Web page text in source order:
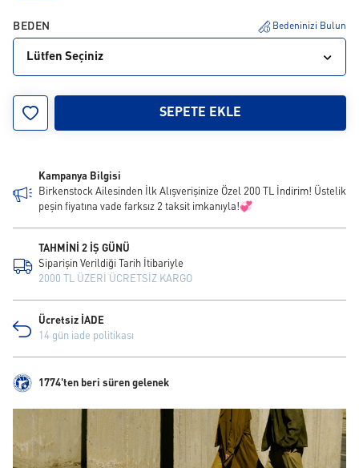
BEDEN Bedeninizi Bulun
Lütfen Seçiniz
SEPETE EKLE
Kampanya Bilgisi
Birkenstock Ailesinden İlk Alışverişinize Özel 200 TL İndirim! Üstelik
peşin fiyatına vade farksız 2 taksit imkanıyla!💞
TAHMİNİ 2 İŞ GÜNÜ
Siparişin Verildiği Tarih İtibariyle
2000 TL ÜZERİ ÜCRETSİZ KARGO
Ücretsiz İADE
14 gün iade politikası
1774'ten beri süren gelenek